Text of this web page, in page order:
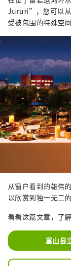
Jururi”，您可以从
受被包围的特殊空
从窗户看到的雄伟
以欣赏到独一无二的
看看这篇文章，了
富山县